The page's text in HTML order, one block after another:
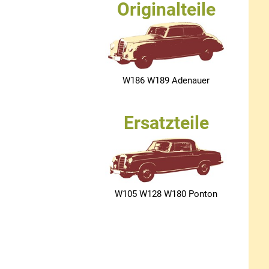
Originalteile
W186 W189 Adenauer
Ersatzteile
W105 W128 W180 Ponton